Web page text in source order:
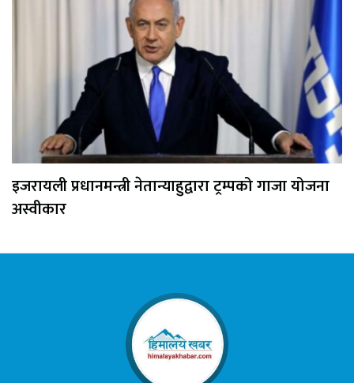
इजरायली प्रधानमन्त्री नेतान्याहुद्वारा ट्रम्पको गाजा योजना
अस्वीकार